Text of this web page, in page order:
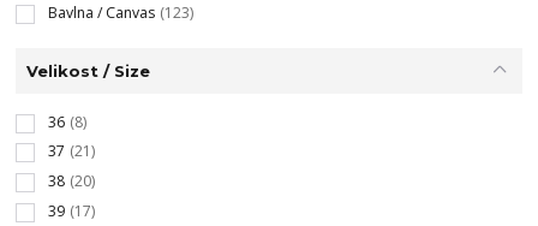
Bavlna / Canvas (123)
Velikost / Size
36 (8)
37 (21)
38 (20)
39 (17)